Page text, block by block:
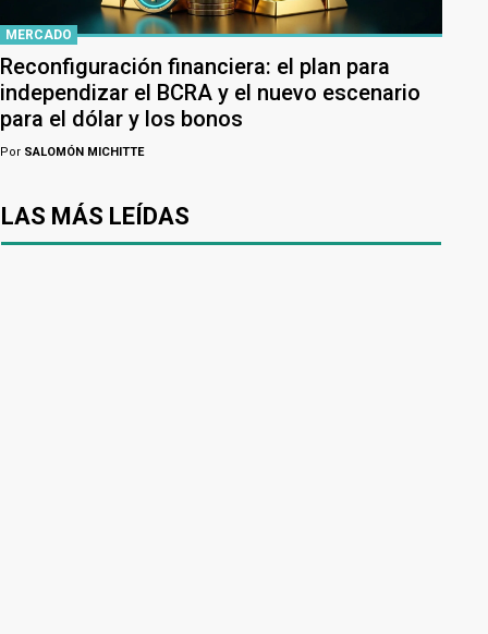
MERCADO
Reconfiguración financiera: el plan para
independizar el BCRA y el nuevo escenario
para el dólar y los bonos
Por SALOMÓN MICHITTE
LAS MÁS LEÍDAS